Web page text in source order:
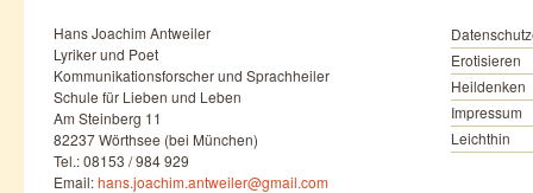
Hans Joachim Antweiler
Lyriker und Poet
Kommunikationsforscher und Sprachheiler
Schule für Lieben und Leben
Am Steinberg 11
82237 Wörthsee (bei München)
Tel.: 08153 / 984 929
Email:hans.joachim.antweiler@gmail.com
Erotisieren
Heildenken
Impressum
Leichthin